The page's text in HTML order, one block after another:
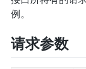
例。
请求参数